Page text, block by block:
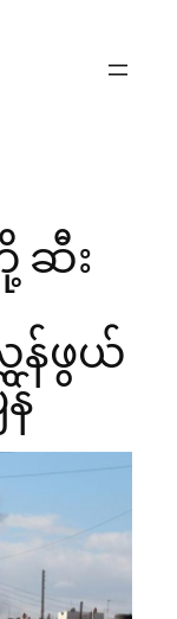
ဆီး
န်ဖွယ်